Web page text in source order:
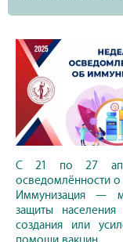
С 21 по 27
осведомлённости
Иммунизация —
защиты
создания или